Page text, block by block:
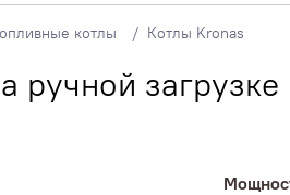
котлы Котлы Kronas
ручной загрузке